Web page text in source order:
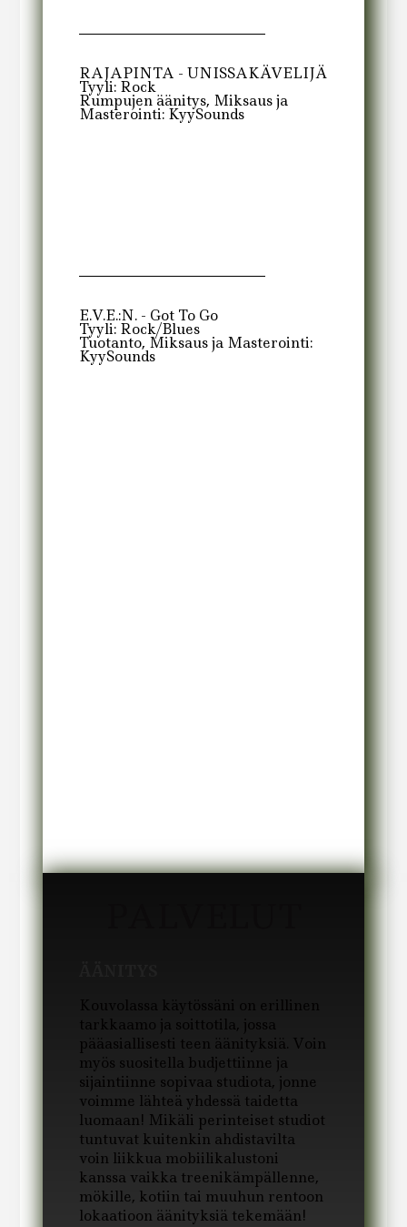
RAJAPINTA - UNISSAKÄVELIJÄ
Tyyli: Rock
Rumpujen äänitys, Miksaus ja
Masterointi: KyySounds
E.V.E.:N. - Got To Go
Tyyli: Rock/Blues
Tuotanto, Miksaus ja Masterointi:
KyySounds
Kouvolassa käytössäni on erillinen
tarkkaamo ja soittotila, jossa
pääasiallisesti teen äänityksiä. Voin
myös suositella budjettiinne ja
sijaintiinne sopivaa studiota, jonne
voimme lähteä yhdessä taidetta
luomaan! Mikäli perinteiset studiot
tuntuvat kuitenkin ahdistavilta
voin liikkua mobiilikalustoni
kanssa vaikka treenikämpällenne,
mökille, kotiin tai muuhun rentoon
lokaatioon äänityksiä tekemään!